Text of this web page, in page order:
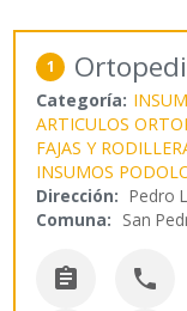
1
Categoría:
ARTICULOS
FAJAS Y
INSUMOS
Dirección: Pedro
Comuna: San
 